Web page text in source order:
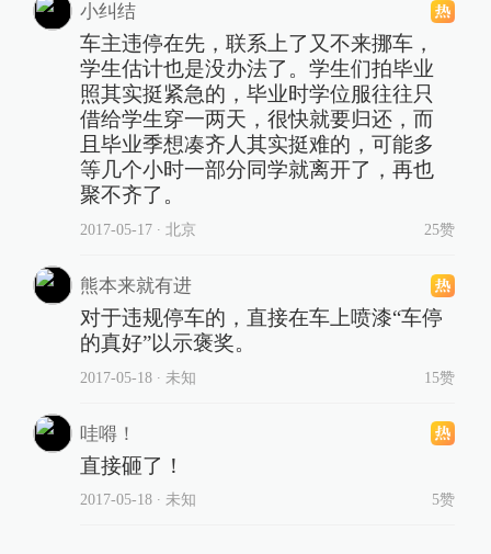
小纠结
车主违停在先，联系上了又不来挪车，
学生估计也是没办法了。学生们拍毕业
照其实挺紧急的，毕业时学位服往往只
借给学生穿一两天，很快就要归还，而
且毕业季想凑齐人其实挺难的，可能多
等几个小时一部分同学就离开了，再也
聚不齐了。
2017-05-17∙ 北京 25赞
熊本来就有进
对于违规停车的，直接在车上喷漆“车停
的真好”以示褒奖。
2017-05-18∙ 未知 15赞
哇嘚！
直接砸了！
2017-05-18∙ 未知 5赞